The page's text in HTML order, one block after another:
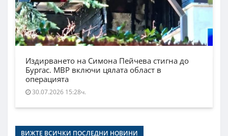
Издирването на Симона Пейчева стигна до
Бургас. МВР включи цялата област в
операцията
30.07.2026 15:28ч.
ВИЖТЕ ВСИЧКИ ПОСЛЕДНИ НОВИНИ